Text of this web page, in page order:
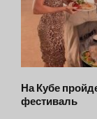
На Кубе
фестиваль